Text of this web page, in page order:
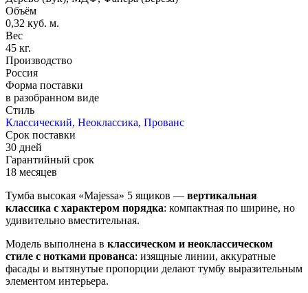
Объём
0,32 куб. м.
Вес
45 кг.
Производство
Россия
Форма поставки
в разобранном виде
Стиль
Классический, Неоклассика, Прованс
Срок поставки
30 дней
Гарантийный срок
18 месяцев
Тумба высокая «Majessa» 5 ящиков — вертикальная
классика с характером порядка: компактная по ширине, но
удивительно вместительная.
Модель выполнена в классическом и неоклассическом
стиле с нотками прованса: изящные линии, аккуратные
фасады и вытянутые пропорции делают тумбу выразительным
элементом интерьера.